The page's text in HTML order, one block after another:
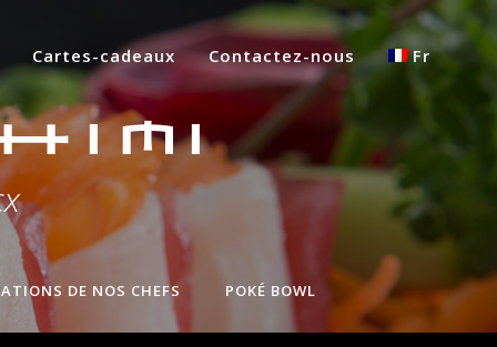
Cartes-cadeaux Contactez-nous Fr
DE NOS CHEFS POKÉ BOWL